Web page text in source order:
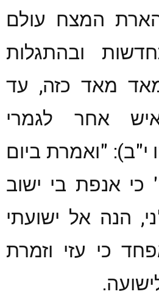
המצח עולם
ובהתגלות
מאד כזה, עד
אחר לגמרי
י"ב): "ואמרת ביום
כי אנפת בי ישוב
הנה אל ישועתי
כי עזי וזמרת